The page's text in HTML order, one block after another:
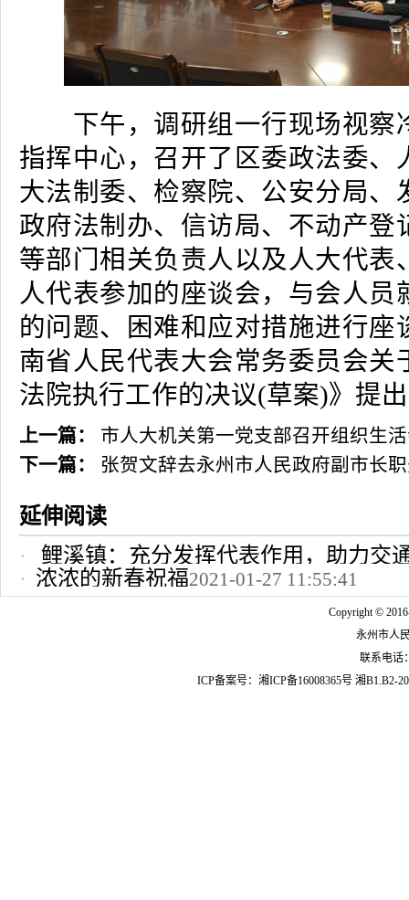
下午，调研组一行现场视察
指挥中心，召开了区委政法委、
大法制委、检察院、公安分局、
政府法制办、信访局、不动产登
等部门相关负责人以及人大代表
人代表参加的座谈会，与会人员
的问题、困难和应对措施进行座
南省人民代表大会常务委员会关
法院执行工作的决议(草案)》提
上一篇：
市人大机关第一党支部召开组织生
下一篇：
张贺文辞去永州市人民政府副市长
延伸阅读
鲤溪镇：充分发挥代表作用，助力交
2022-10-24 12:09:37
浓浓的新春祝福2021-01-27 11:55:41
Copyright ©
永州市人
联系电话
ICP备案号： 湘ICP备16008365号 湘B1.B2-